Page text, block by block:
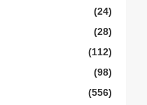
(24)
(28)
(112)
(98)
(556)